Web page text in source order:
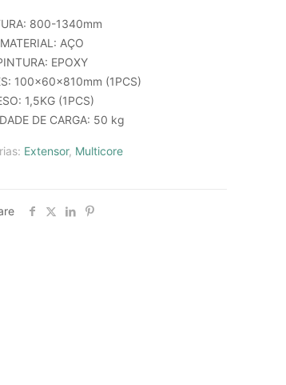
800-1340mm
MATERIAL: AÇO
EPOXY
100x60x810mm (1PCS)
1,5KG (1PCS)
DE CARGA: 50 kg
Extensor, Multicore